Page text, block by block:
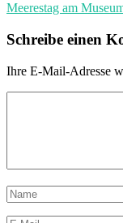
Meerestag am
Schreibe einen
Ihre E-Mail-Adresse